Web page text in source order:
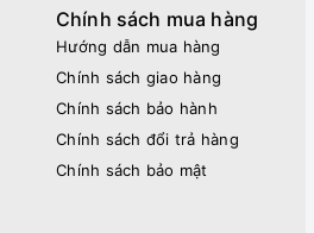
Chính sách mua hàng
Hướng dẫn mua hàng
Chính sách giao hàng
Chính sách bảo hành
Chính sách đổi trả hàng
Chính sách bảo mật